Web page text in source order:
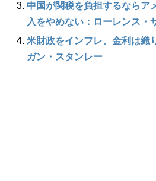
中国が関税を負担するならア
入をやめない：ローレンス・
米財政をインフレ、金利は織
ガン・スタンレー